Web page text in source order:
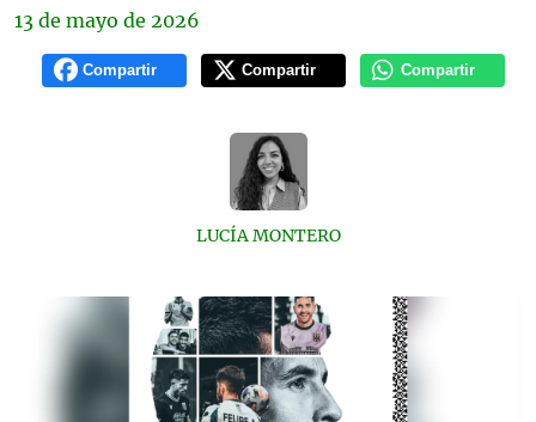
13 de mayo de 2026
Compartir Compartir Compartir
LUCÍA MONTERO